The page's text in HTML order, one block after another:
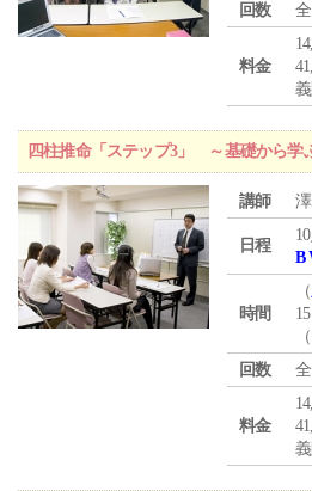
回数
料金
四柱推命「ステップ3」 ～基礎から学
講師
日程
B
時間
（
回数
料金